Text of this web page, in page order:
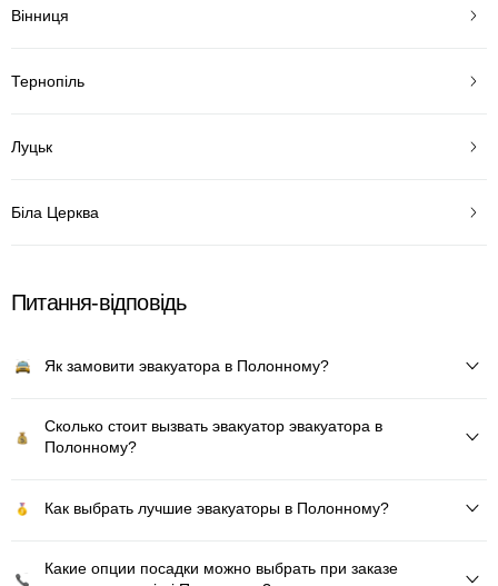
Вінниця
Тернопіль
Луцьк
Біла Церква
Питання-відповідь
Як замовити эвакуатора в Полонному?
Сколько стоит вызвать эвакуатор эвакуатора в
Полонному?
Как выбрать лучшие эвакуаторы в Полонному?
Какие опции посадки можно выбрать при заказе